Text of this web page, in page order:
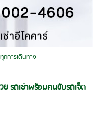
กการเดินทาง
รถเช่าพร้อมคนขับรถเจ็ด